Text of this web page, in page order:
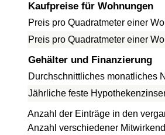
Kaufpreise für Wohnungen
Preis pro Quadratmeter einer
Preis pro Quadratmeter einer
Gehälter und Finanzierung
Durchschnittliches monatliches
Jährliche feste
Anzahl der Einträge in den
Anzahl verschiedener